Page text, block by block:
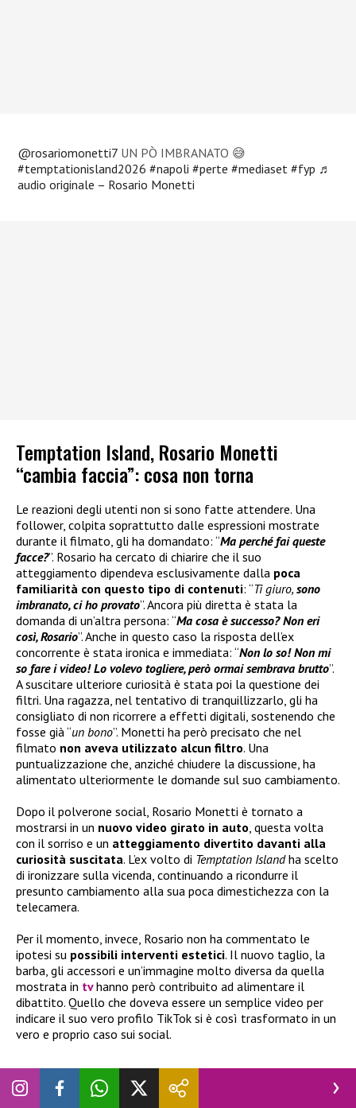
@rosariomonetti7 UN PÒ IMBRANATO 😅
#temptationisland2026 #napoli #perte #mediaset #fyp ♬
audio originale – Rosario Monetti
Temptation Island, Rosario Monetti
“cambia faccia”: cosa non torna
Le reazioni degli utenti non si sono fatte attendere. Una
follower, colpita soprattutto dalle espressioni mostrate
durante il filmato, gli ha domandato: “Ma perché fai queste
facce?”. Rosario ha cercato di chiarire che il suo
atteggiamento dipendeva esclusivamente dalla poca
familiarità con questo tipo di contenuti: “Ti giuro, sono
imbranato, ci ho provato”. Ancora più diretta è stata la
domanda di un’altra persona: “Ma cosa è successo? Non eri
così, Rosario”. Anche in questo caso la risposta dell’ex
concorrente è stata ironica e immediata: “Non lo so! Non mi
so fare i video! Lo volevo togliere, però ormai sembrava brutto”.
A suscitare ulteriore curiosità è stata poi la questione dei
filtri. Una ragazza, nel tentativo di tranquillizzarlo, gli ha
consigliato di non ricorrere a effetti digitali, sostenendo che
fosse già “un bono”. Monetti ha però precisato che nel
filmato non aveva utilizzato alcun filtro. Una
puntualizzazione che, anziché chiudere la discussione, ha
alimentato ulteriormente le domande sul suo cambiamento.
Dopo il polverone social, Rosario Monetti è tornato a
mostrarsi in un nuovo video girato in auto, questa volta
con il sorriso e un atteggiamento divertito davanti alla
curiosità suscitata. L’ex volto di Temptation Islandha scelto
di ironizzare sulla vicenda, continuando a ricondurre il
presunto cambiamento alla sua poca dimestichezza con la
telecamera.
Per il momento, invece, Rosario non ha commentato le
ipotesi su possibili interventi estetici. Il nuovo taglio, la
barba, gli accessori e un’immagine molto diversa da quella
mostrata in tvhanno però contribuito ad alimentare il
dibattito. Quello che doveva essere un semplice video per
indicare il suo vero profilo TikTok si è così trasformato in un
vero e proprio caso sui social.
@rosariomonetti7 Buongiorno a tutti 🫶🫶🫶
#perte
#fyp ♬ Universo – Saymon Cleiton